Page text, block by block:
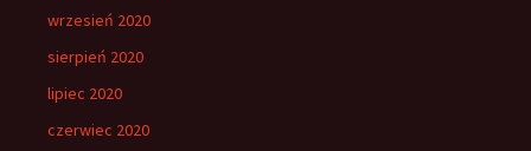
wrzesień 2020
sierpień 2020
lipiec 2020
czerwiec 2020